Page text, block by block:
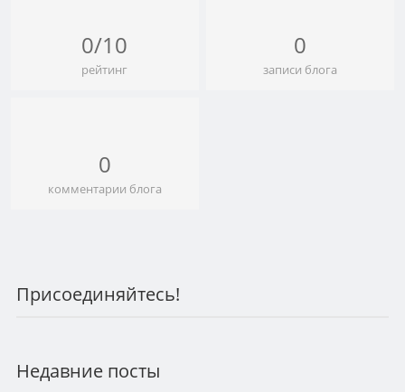
0/10
рейтинг
0
записи блога
0
комментарии блога
Присоединяйтесь!
Недавние посты